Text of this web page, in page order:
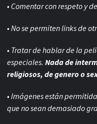
• Comentar con respeto y
• No se permiten links de
• Tratar de hablar de la
especiales. Nada de
religiosos, de genero o
• Imágenes están
que no sean demasiado